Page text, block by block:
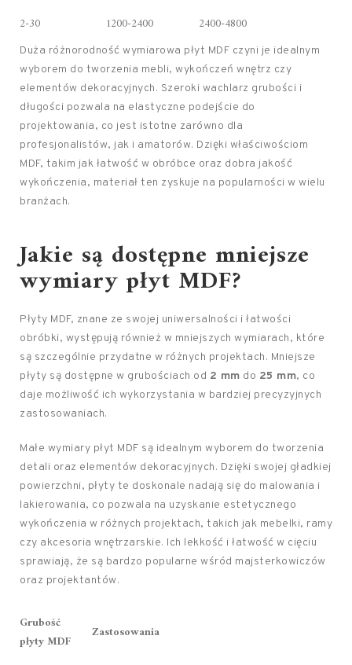
2-30
1200-2400 2400-4800
Duża różnorodność wymiarowa płyt MDF czyni je idealnym
wyborem do tworzenia mebli, wykończeń wnętrz czy
elementów dekoracyjnych. Szeroki wachlarz grubości i
długości pozwala na elastyczne podejście do
projektowania, co jest istotne zarówno dla
profesjonalistów, jak i amatorów. Dzięki właściwościom
MDF, takim jak łatwość w obróbce oraz dobra jakość
wykończenia, materiał ten zyskuje na popularności w wielu
branżach.
Jakie są dostępne mniejsze
wymiary płyt MDF?
Płyty MDF, znane ze swojej uniwersalności i łatwości
obróbki, występują również w mniejszych wymiarach, które
są szczególnie przydatne w różnych projektach. Mniejsze
płyty są dostępne w grubościach od 2 mm do 25 mm, co
daje możliwość ich wykorzystania w bardziej precyzyjnych
zastosowaniach.
Małe wymiary płyt MDF są idealnym wyborem do tworzenia
detali oraz elementów dekoracyjnych. Dzięki swojej gładkiej
powierzchni, płyty te doskonale nadają się do malowania i
lakierowania, co pozwala na uzyskanie estetycznego
wykończenia w różnych projektach, takich jak mebelki, ramy
czy akcesoria wnętrzarskie. Ich lekkość i łatwość w cięciu
sprawiają, że są bardzo popularne wśród majsterkowiczów
oraz projektantów.
Grubość
płyty MDF
Zastosowania